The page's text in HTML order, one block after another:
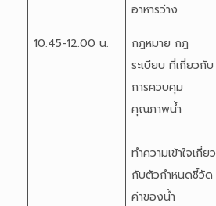
อาหารว่าง
10.45-12.00 น.
กฎหมาย กฎ
ระเบียบ ที่เกี่ยวกับ
การควบคุม
คุณภาพน้ำ
ทำความเข้าใจเกี่ยว
กับตัวกำหนดชี้วัด
ค่าของน้ำ